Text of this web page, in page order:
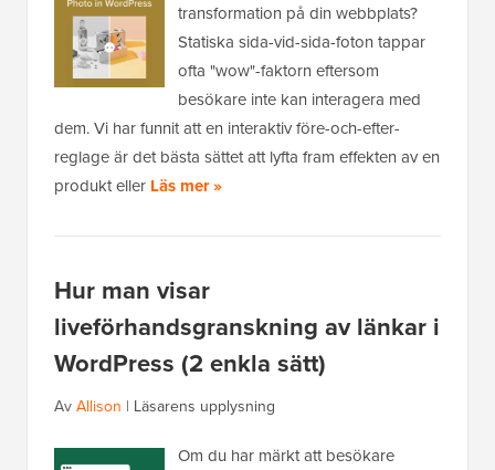
transformation på din webbplats?
Statiska sida-vid-sida-foton tappar
ofta "wow"-faktorn eftersom
besökare inte kan interagera med
dem. Vi har funnit att en interaktiv före-och-efter-
reglage är det bästa sättet att lyfta fram effekten av en
produkt eller Läs mer »
Hur man visar
liveförhandsgranskning av länkar i
WordPress (2 enkla sätt)
AvAllison | Läsarens upplysning
Om du har märkt att besökare